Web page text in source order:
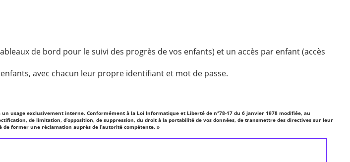
de bord pour le suivi des progrès de vos enfants) et un accès par enfant (accès
avec chacun leur propre identifiant et mot de passe.
usage exclusivement interne. Conformément à la Loi Informatique et Liberté de n°78-17 du 6 janvier 1978 modifiée, au
de limitation, d’opposition, de suppression, du droit à la portabilité de vos données, de transmettre des directives sur leur
de former une réclamation auprès de l’autorité compétente. »